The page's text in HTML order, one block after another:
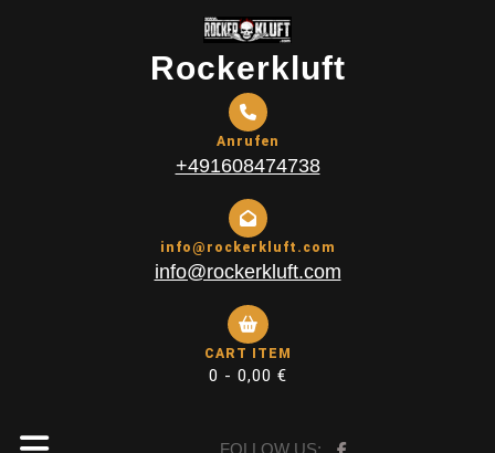
Rockerkluft
Anrufen
+491608474738
info@rockerkluft.com
info@rockerkluft.com
CART ITEM
0 - 0,00 €
FOLLOW US: